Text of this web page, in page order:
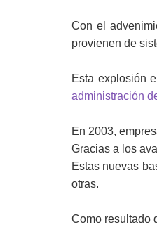
Con el
provienen de
Esta explosión
administración
En 2003,
Gracias a los
Estas nuevas
otras.
Como resultado